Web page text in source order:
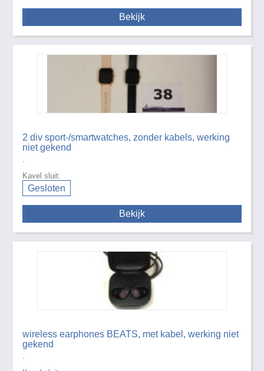
Bekijk
2 div sport-/smartwatches, zonder kabels, werking
niet gekend
Kavel sluit:
Gesloten
Bekijk
wireless earphones BEATS, met kabel, werking niet
gekend